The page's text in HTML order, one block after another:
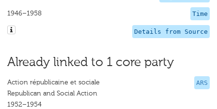
Time
1946–1958
Details from Source
Already linked to 1 core party
ARS
Action républicaine et sociale
Republican and Social Action
1952–1954